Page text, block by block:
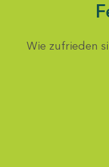
Wie zufrieden